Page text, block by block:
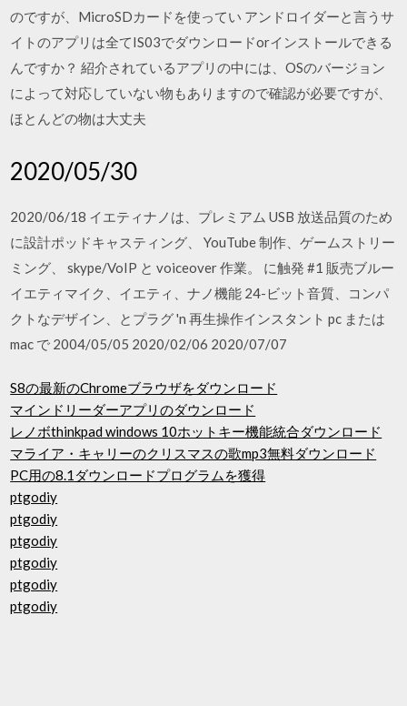
のですが、MicroSDカードを使ってい アンドロイダーと言うサ
イトのアプリは全てIS03でダウンロードorインストールできる
んですか？ 紹介されているアプリの中には、OSのバージョン
によって対応していない物もありますので確認が必要ですが、
ほとんどの物は大丈夫
2020/05/30
2020/06/18 イエティナノは、プレミアム USB 放送品質のため
に設計ポッドキャスティング、 YouTube 制作、ゲームストリー
ミング、 skype/VoIP と voiceover 作業。 に触発 #1 販売ブルー
イエティマイク、イエティ、ナノ機能 24-ビット音質、コンパ
クトなデザイン、とプラグ 'n 再生操作インスタント pc または
mac で 2004/05/05 2020/02/06 2020/07/07
S8の最新のChromeブラウザをダウンロード
マインドリーダーアプリのダウンロード
レノボthinkpad windows 10ホットキー機能統合ダウンロード
マライア・キャリーのクリスマスの歌mp3無料ダウンロード
PC用の8.1ダウンロードプログラムを獲得
ptgodiy
ptgodiy
ptgodiy
ptgodiy
ptgodiy
ptgodiy